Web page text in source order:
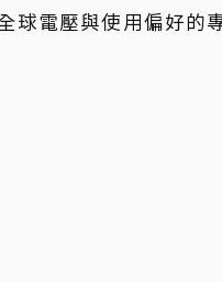
球電壓與使用偏好的